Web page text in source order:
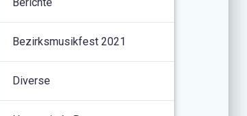
Bezirksmusikfest 2021
Diverse